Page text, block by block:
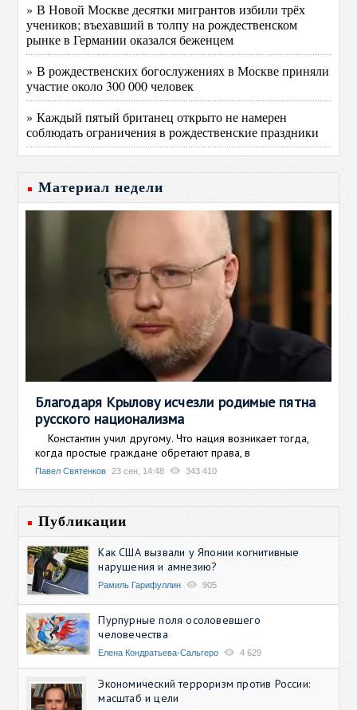
» В Новой Москве десятки мигрантов избили трёх
учеников; въехавший в толпу на рождественском
рынке в Германии оказался беженцем
» В рождественских богослужениях в Москве приняли
участие около 300 000 человек
» Каждый пятый британец открыто не намерен
соблюдать ограничения в рождественские праздники
Материал недели
Благодаря Крылову исчезли родимые пятна
русского национализма
Константин учил другому. Что нация возникает тогда,
когда простые граждане обретают права, в
Павел Святенков 23 сен, 14:48 343 410
Публикации
Как США вызвали у Японии когнитивные
нарушения и амнезию?
Рамиль Гарифуллин 905
Пурпурные поля осоловевшего
человечества
Елена Кондратьева-Сальгеро 4 629
Экономический терроризм против России:
масштаб и цели